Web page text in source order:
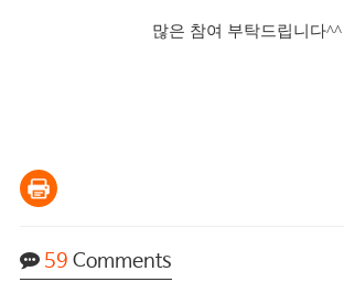
많은 참여 부탁드립니다^^
59 Comments